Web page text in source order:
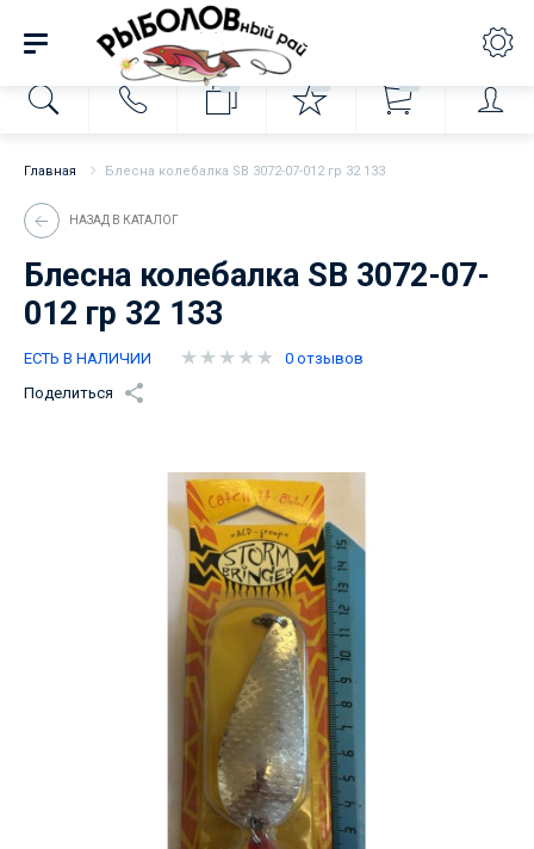
Главная Блесна колебалка SB 3072-07-012 гр 32 133
НАЗАД В КАТАЛОГ
Блесна колебалка SB 3072-07-
012 гр 32 133
ЕСТЬ В НАЛИЧИИ
0 отзывов
Поделиться